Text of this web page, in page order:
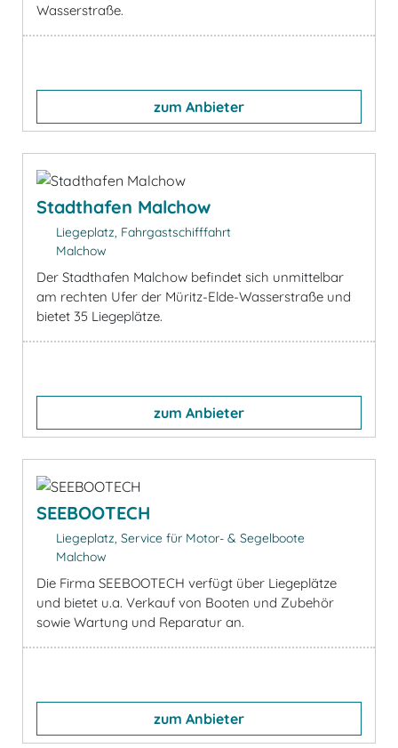
Wasserstraße.
zum Anbieter
Stadthafen Malchow
Liegeplatz, Fahrgastschifffahrt
Malchow
Der Stadthafen Malchow befindet sich unmittelbar
am rechten Ufer der Müritz-Elde-Wasserstraße und
bietet 35 Liegeplätze.
zum Anbieter
SEEBOOTECH
Liegeplatz, Service für Motor- & Segelboote
Malchow
Die Firma SEEBOOTECH verfügt über Liegeplätze
und bietet u.a. Verkauf von Booten und Zubehör
sowie Wartung und Reparatur an.
zum Anbieter